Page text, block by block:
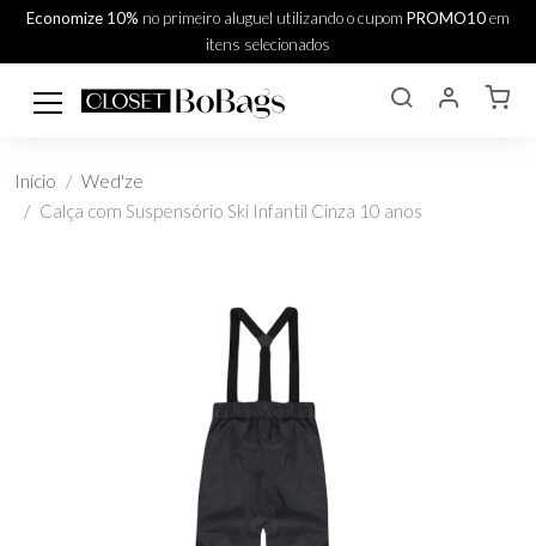
Economize 10% no primeiro aluguel utilizando o cupom PROMO10em
itens selecionados
Início
Wed'ze
Calça com Suspensório Ski Infantil Cinza 10 anos